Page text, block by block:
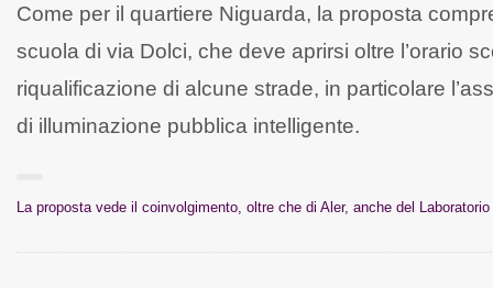
Come per il quartiere Niguarda, la proposta
scuola di via Dolci, che deve aprirsi oltre l’orario
riqualificazione di alcune strade, in particolare
di illuminazione pubblica intelligente.
La proposta vede il coinvolgimento, oltre che di Aler, anche del